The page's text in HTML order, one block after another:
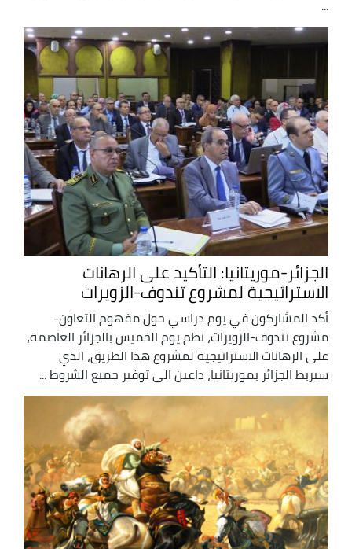
الجزائر-موريتانيا: التأكيد على الرهانات
الاستراتيجية لمشروع تندوف-الزويرات
أكد المشاركون في يوم دراسي حول مفهوم التعاون-
مشروع تندوف-الزويرات، نظم يوم الخميس بالجزائر العاصمة،
على الرهانات الاستراتيجية لمشروع هذا الطريق، الذي
سيربط الجزائر بموريتانيا، داعين الى توفير جميع الشروط ...